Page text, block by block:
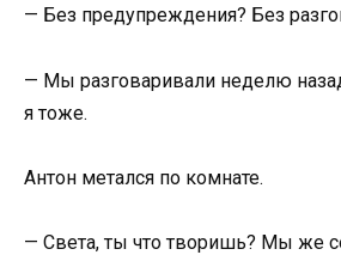
— Без предупреждения? Без
— Мы разговаривали неделю
я тоже.
Антон метался по комнате.
— Света, ты что творишь? Мы же